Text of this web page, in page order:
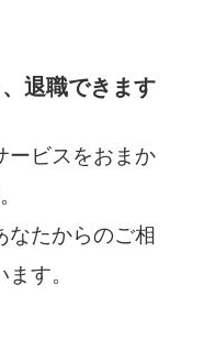
退職できます
ービスをおまか
なたからのご相
す。